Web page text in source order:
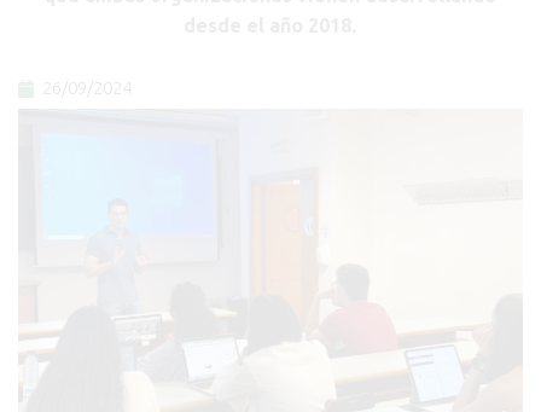
26/09/2024